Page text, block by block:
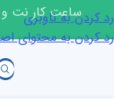
رد کردن به ناوبری
رد کردن به محتوای
ساعت کار نت و طب: